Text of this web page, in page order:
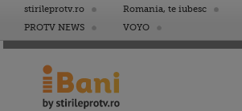
stirileprotv.ro Romania, te iubesc
PROTV NEWS
VOYO